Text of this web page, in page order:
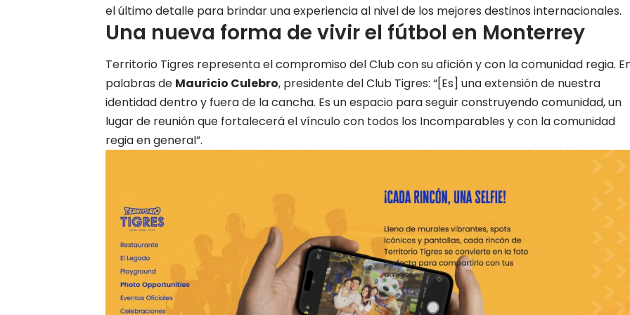
el último detalle para brindar una experiencia al nivel de los mejores destinos internacionales.
Una nueva forma de vivir el fútbol en Monterrey
Territorio Tigres representa el compromiso del Club con su afición y con la comunidad regia.
palabras de Mauricio Culebro, presidente del Club Tigres: “[Es] una extensión de nuestra
identidad dentro y fuera de la cancha. Es un espacio para seguir construyendo comunidad, un
lugar de reunión que fortalecerá el vínculo con todos los Incomparables y con la comunidad
regia en general”.